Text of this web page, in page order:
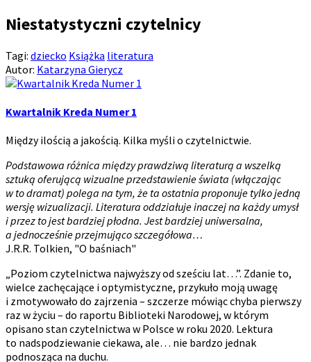
Niestatystyczni czytelnicy
Tagi: dziecko Książka literatura
Autor: Katarzyna Gierycz
Kwartalnik Kreda Numer 1
Między ilością a jakością. Kilka myśli o czytelnictwie.
Podstawowa różnica między prawdziwą literaturą a wszelką
sztuką oferującą wizualne przedstawienie świata (włączając
w to dramat) polega na tym, że ta ostatnia proponuje tylko jedną
wersję wizualizacji. Literatura oddziałuje inaczej na każdy umysł
i przez to jest bardziej płodna. Jest bardziej uniwersalna,
a jednocześnie przejmująco szczegółowa…
J.R.R. Tolkien, "O baśniach"
„Poziom czytelnictwa najwyższy od sześciu lat…”. Zdanie to,
wielce zachęcające i optymistyczne, przykuło moją uwagę
i zmotywowało do zajrzenia – szczerze mówiąc chyba pierwszy
raz w życiu – do raportu Biblioteki Narodowej, w którym
opisano stan czytelnictwa w Polsce w roku 2020. Lektura
to nadspodziewanie ciekawa, ale… nie bardzo jednak
podnosząca na duchu.